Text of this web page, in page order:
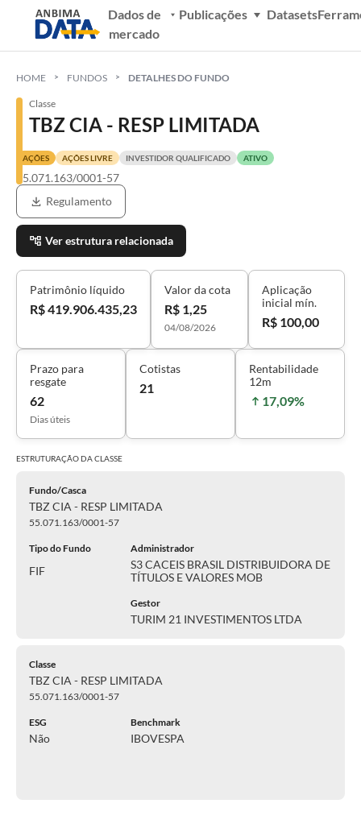
Dados de
mercado
Publicações Datasets
HOME FUNDOS DETALHES DO FUNDO
Classe
TBZ CIA - RESP LIMITADA
AÇÕES AÇÕES LIVRE INVESTIDOR QUALIFICADO ATIVO
55.071.163/0001-57
Regulamento
Ver estrutura relacionada
Patrimônio líquido
R$ 419.906.435,23
Valor da cota
R$ 1,25
04/08/2026
Aplicação
inicial mín.
R$ 100,00
Prazo para
resgate
62
Dias úteis
Cotistas
21
Rentabilidade
12m
17,09%
ESTRUTURAÇÃO DACLASSE
Fundo/Casca
TBZ CIA - RESP LIMITADA
55.071.163/0001-57
Tipo do Fundo
FIF
Administrador
S3 CACEIS BRASIL DISTRIBUIDORA DE
TÍTULOS E VALORES MOB
Gestor
TURIM 21 INVESTIMENTOS LTDA
Classe
TBZ CIA - RESP LIMITADA
55.071.163/0001-57
ESG
Não
Benchmark
IBOVESPA